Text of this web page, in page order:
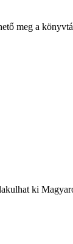
meg a
ki